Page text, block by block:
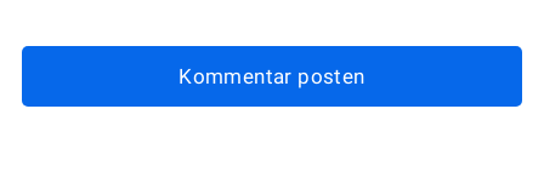
Kommentar posten